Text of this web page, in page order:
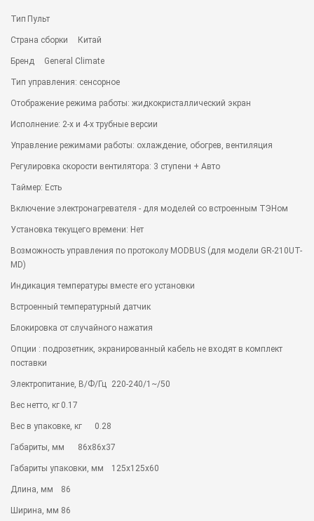
Тип Пульт
Страна сборки Китай
Бренд General Climate
Тип управления: сенсорное
Отображение режима работы: жидкокристаллический экран
Исполнение: 2-х и 4-х трубные версии
Управление режимами работы: охлаждение, обогрев, вентиляция
Регулировка скорости вентилятора: 3 ступени + Авто
Таймер: Есть
Включение электронагревателя - для моделей со встроенным ТЭНом
Установка текущего времени: Нет
Возможность управления по протоколу MODBUS (для модели GR-210UT-
MD)
Индикация температуры вместе его установки
Встроенный температурный датчик
Блокировка от случайного нажатия
Опции : подрозетник, экранированный кабель не входят в комплект
поставки
Электропитание, В/Ф/Гц 220-240/1~/50
Вес нетто, кг 0.17
Вес в упаковке, кг 0.28
Габариты, мм 86х86х37
Габариты упаковки, мм 125х125х60
Длина, мм 86
Ширина, мм 86